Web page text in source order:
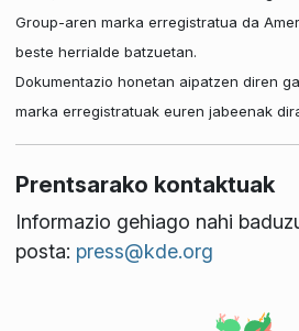
Group-aren marka erregistratua da
beste herrialde batzuetan.
Dokumentazio honetan aipatzen diren
marka erregistratuak euren jabeenak
Prentsarako kontaktuak
Informazio gehiago nahi
posta: press@kde.org